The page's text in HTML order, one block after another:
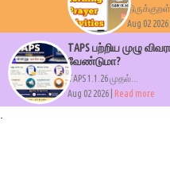
Aug 02 2026 |
TAPS பற்றிய முழு
வேண்டுமா?
TAPS 1.1.26 முதல்...
Aug 02 2026 |
Read more